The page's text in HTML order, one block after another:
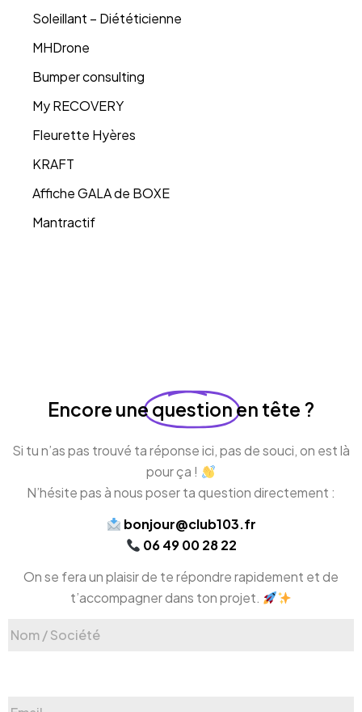
Soleillant – Diététicienne
MHDrone
Bumper consulting
My RECOVERY
Fleurette Hyères
KRAFT
Affiche GALA de BOXE
Mantractif
Encore unequestionen tête ?
Si tu n’as pas trouvé ta réponse ici, pas de souci, on est là
pour ça !
N’hésite pas à nous poser ta question directement :
bonjour@club103.fr
06 49 00 28 22
On se fera un plaisir de te répondre rapidement et de
t’accompagner dans ton projet.